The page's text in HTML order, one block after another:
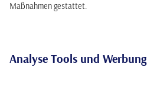
Maßnahmen gestattet.
Analyse Tools und Werbung